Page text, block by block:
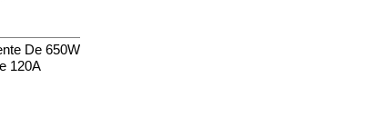
De 650W
120A